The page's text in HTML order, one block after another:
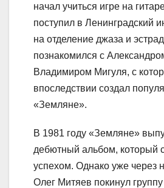
начал учиться игре на
поступил в Ленинградский
на отделение джаза и
познакомился с
Владимиром Мигуля, с
впоследствии создал
«Земляне».
В 1981 году «Земляне»
дебютный альбом, который
успехом. Однако уже через
Олег Митяев покинул